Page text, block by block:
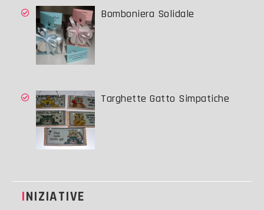
Bomboniera Solidale
Targhette Gatto Simpatiche
INIZIATIVE